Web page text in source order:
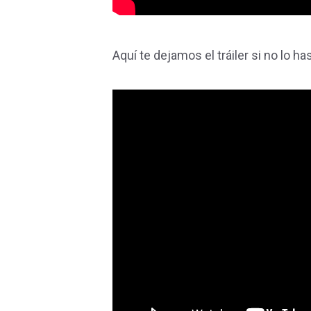
Aquí te dejamos el tráiler si no lo